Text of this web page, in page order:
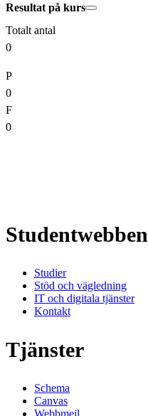
Resultat på kurs
Totalt antal
0
P
0
F
0
Studentwebben
Studier
Stöd och vägledning
IT och digitala tjänster
Kontakt
Tjänster
Schema
Canvas
Webbmejl